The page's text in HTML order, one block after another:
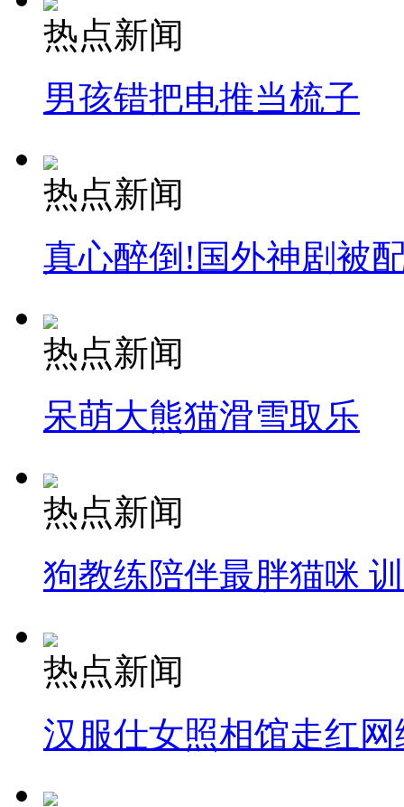
热点新闻
男孩错把电推当梳子
热点新闻
真心醉倒!国外神剧被
热点新闻
呆萌大熊猫滑雪取乐
热点新闻
狗教练陪伴最胖猫咪
热点新闻
汉服仕女照相馆走红网